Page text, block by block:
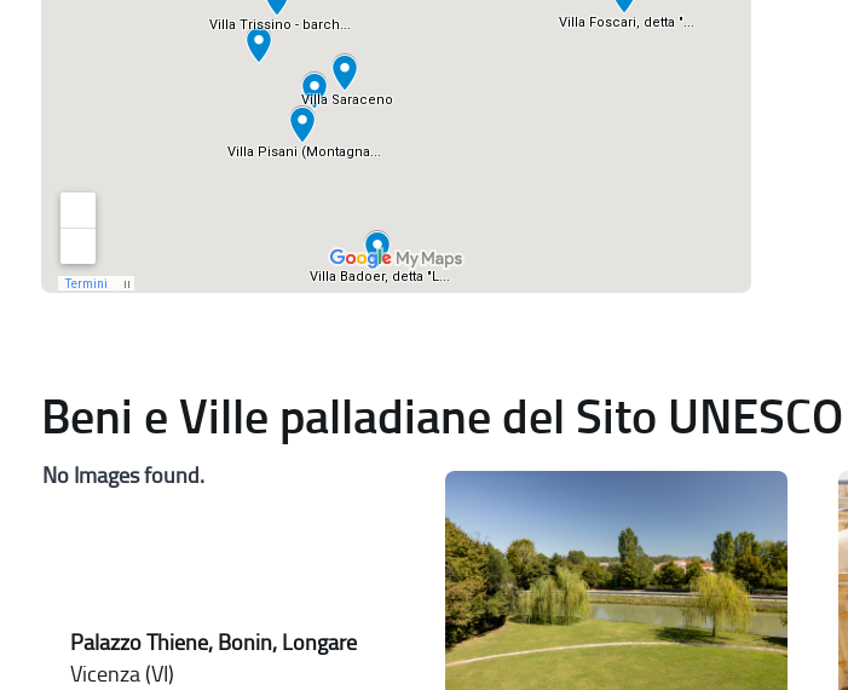
Beni e Ville palladiane del Sito UNESCO
No Images found.
Palazzo Thiene, Bonin, Longare
Vicenza (VI)